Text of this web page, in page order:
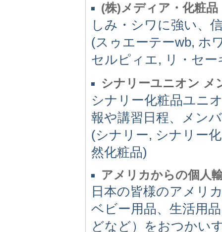
(株)メディア・化粧品
しみ・シワに強い、
(スゥエーテーwb, ホ
セルピィエ, リ・セー
シナリーユニオン メ
シナリー化粧品ユニ
報や講習日程、メン
(シナリー, シナリー
然化粧品)
アメリカからの個人
日本の皆様のアメリ
ベビー用品、生活用
どなど）をおつかい